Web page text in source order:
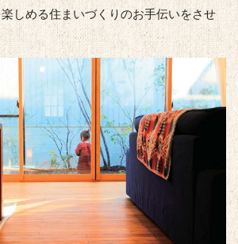
しめる住まいづくりのお手伝いをさせ